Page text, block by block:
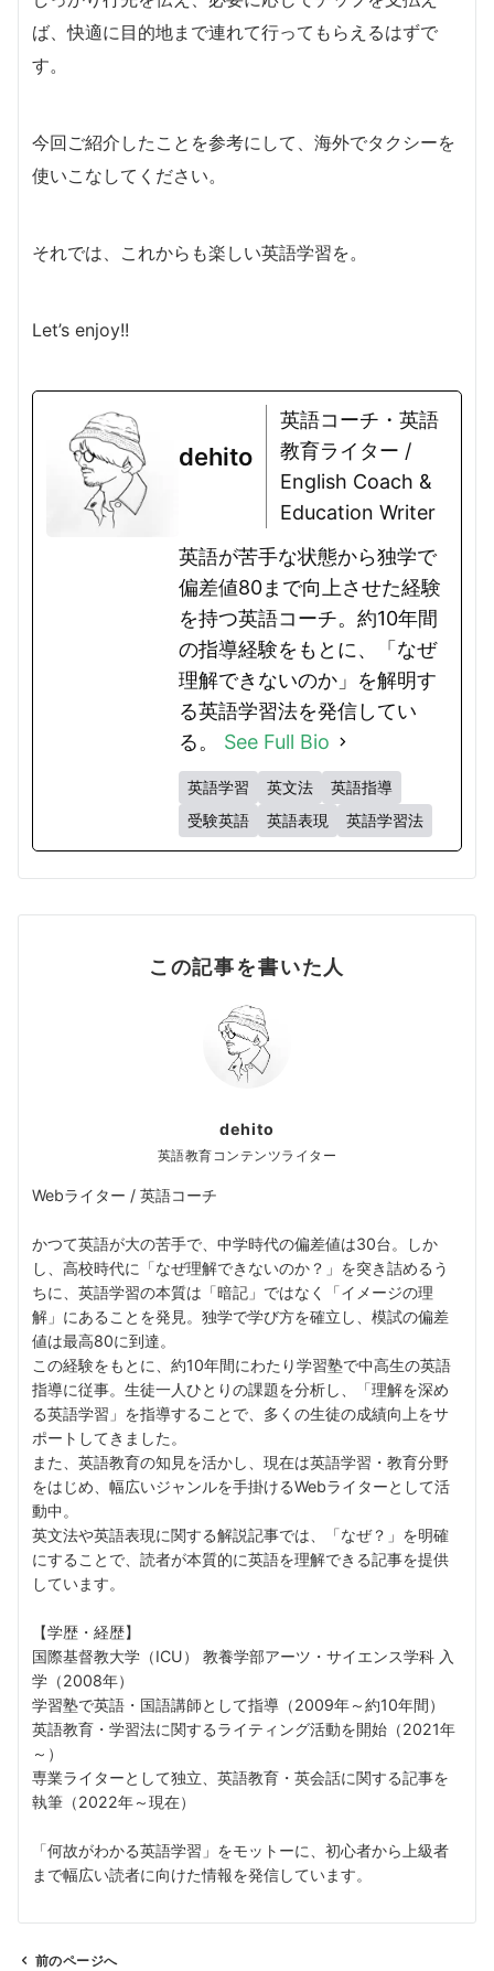
ば、快適に目的地まで連れて行ってもらえるはずで
す。
今回ご紹介したことを参考にして、海外でタクシーを
使いこなしてください。
それでは、これからも楽しい英語学習を。
Let’s enjoy!!
dehito
英語コーチ・英語
教育ライター /
English Coach &
Education Writer
英語が苦手な状態から独学で
偏差値80まで向上させた経験
を持つ英語コーチ。約10年間
の指導経験をもとに、「なぜ
理解できないのか」を解明す
る英語学習法を発信してい
る。 See Full Bio
英語学習 英文法
英語指導
受験英語
英語表現 英語学習法
この記事を書いた人
dehito
英語教育コンテンツライター
Webライター / 英語コーチ
かつて英語が大の苦手で、中学時代の偏差値は30台。しか
し、高校時代に「なぜ理解できないのか？」を突き詰めるう
ちに、英語学習の本質は「暗記」ではなく「イメージの理
解」にあることを発見。独学で学び方を確立し、模試の偏差
値は最高80に到達。
この経験をもとに、約10年間にわたり学習塾で中高生の英語
指導に従事。生徒一人ひとりの課題を分析し、「理解を深め
る英語学習」を指導することで、多くの生徒の成績向上をサ
ポートしてきました。
また、英語教育の知見を活かし、現在は英語学習・教育分野
をはじめ、幅広いジャンルを手掛けるWebライターとして活
動中。
英文法や英語表現に関する解説記事では、「なぜ？」を明確
にすることで、読者が本質的に英語を理解できる記事を提供
しています。
【学歴・経歴】
国際基督教大学（ICU） 教養学部アーツ・サイエンス学科 入
学（2008年）
学習塾で英語・国語講師として指導（2009年～約10年間）
英語教育・学習法に関するライティング活動を開始（2021年
～）
専業ライターとして独立、英語教育・英会話に関する記事を
執筆（2022年～現在）
「何故がわかる英語学習」をモットーに、初心者から上級者
まで幅広い読者に向けた情報を発信しています。
前のページへ